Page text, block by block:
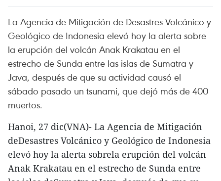
La Agencia de Mitigación de Desastres Volcánico y
Geológico de Indonesia elevó hoy la alerta sobre
la erupción del volcán Anak Krakatau en el
estrecho de Sunda entre las islas de Sumatra y
Java, después de que su actividad causó el
sábado pasado un tsunami, que dejó más de 400
muertos.
Hanoi, 27 dic(VNA)- La Agencia de Mitigación
deDesastres Volcánico y Geológico de Indonesia
elevó hoy la alerta sobrela erupción del volcán
Anak Krakatau en el estrecho de Sunda entre